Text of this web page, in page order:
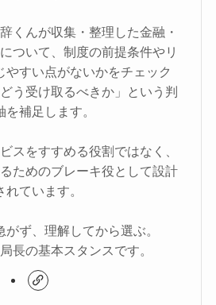
くんが収集・整理した金融・
ついて、制度の前提条件やリ
やすい点がないかをチェック
う受け取るべきか」という判
を補足します。
スをすすめる役割ではなく、
ためのブレーキ役として設計
れています。
がず、理解してから選ぶ。
長の基本スタンスです。